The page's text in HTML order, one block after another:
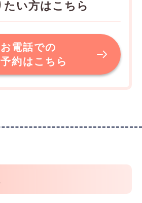
たい方はこちら
お電話での
約はこちら